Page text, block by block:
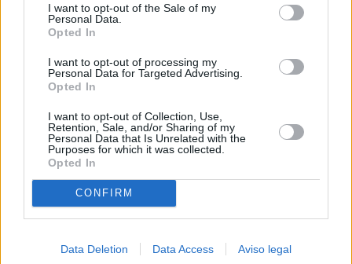
cualquier momento entrando de nuevo en este sitio web o
visitando nuestra política de privacidad.
I want to opt-out of the Sale of my
Personal Data.
Opted In
I want to opt-out of processing my
Personal Data for Targeted Advertising.
Opted In
I want to opt-out of Collection, Use,
Retention, Sale, and/or Sharing of my
Personal Data that Is Unrelated with the
Purposes for which it was collected.
Opted In
CONFIRM
Data Deletion Data Access Aviso legal